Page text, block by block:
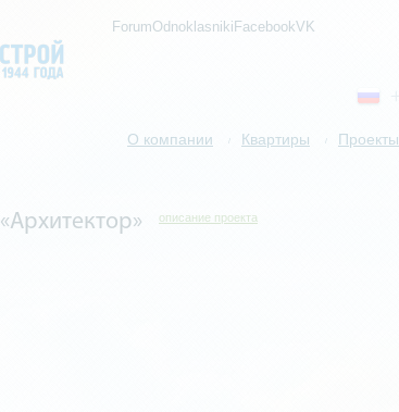
ForumOdnoklasnikiFacebookVK
Проекты
/
Квартиры
/
О компании
описание проекта